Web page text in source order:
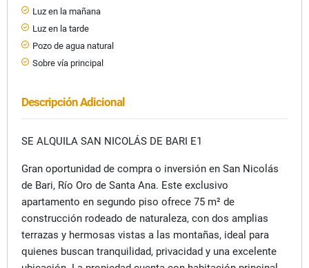
Luz en la mañana
Luz en la tarde
Pozo de agua natural
Sobre vía principal
Descripción Adicional
SE ALQUILA SAN NICOLÁS DE BARI E1
Gran oportunidad de compra o inversión en San Nicolás
de Bari, Río Oro de Santa Ana. Este exclusivo
apartamento en segundo piso ofrece 75 m² de
construcción rodeado de naturaleza, con dos amplias
terrazas y hermosas vistas a las montañas, ideal para
quienes buscan tranquilidad, privacidad y una excelente